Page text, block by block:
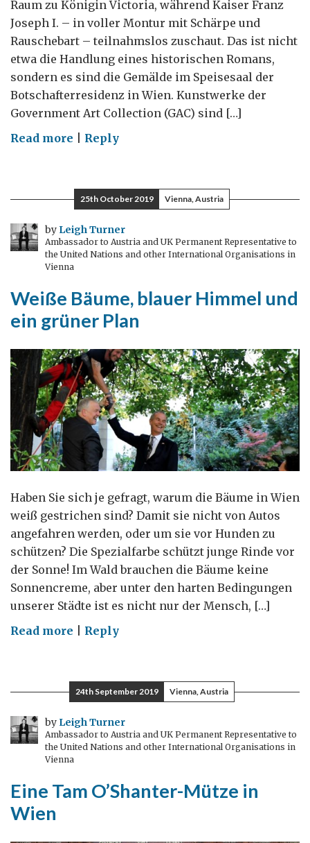
Raum zu Königin Victoria, während Kaiser Franz
Joseph I. – in voller Montur mit Schärpe und
Rauschebart – teilnahmslos zuschaut. Das ist nicht
etwa die Handlung eines historischen Romans,
sondern es sind die Gemälde im Speisesaal der
Botschafterresidenz in Wien. Kunstwerke der
Government Art Collection (GAC) sind […]
Read more on
Art
Collection
in
Wien
Reply
25th October 2019 Vienna, Austria
by Leigh Turner
Ambassador to Austria and UK Permanent Representative to
the United Nations and other International Organisations in
Vienna
Weiße Bäume, blauer Himmel und
ein grüner Plan
Haben Sie sich je gefragt, warum die Bäume in Wien
weiß gestrichen sind? Damit sie nicht von Autos
angefahren werden, oder um sie vor Hunden zu
schützen? Die Spezialfarbe schützt junge Rinde vor
der Sonne! Im Wald brauchen die Bäume keine
Sonnencreme, aber unter den harten Bedingungen
unserer Städte ist es nicht nur der Mensch, […]
Read more on
blauer
Himmel
und
ein
grüner
Reply
24th September 2019 Vienna, Austria
by Leigh Turner
Ambassador to Austria and UK Permanent Representative to
the United Nations and other International Organisations in
Vienna
Eine Tam O’Shanter-Mütze in
Wien